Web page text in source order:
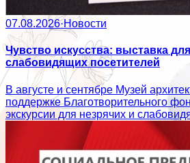
07.08.2026·Новости
Чувство искусства: выставка
слабовидящих посетителей
В августе и сентябре Музей
поддержке Благотворительного
экскурсии для незрячих и